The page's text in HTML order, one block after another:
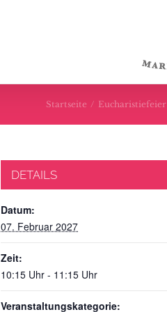
Startseite / Eucharistiefeier
DETAILS
Datum:
07. Februar 2027
Zeit:
10:15 Uhr - 11:15 Uhr
Veranstaltungskategorie: